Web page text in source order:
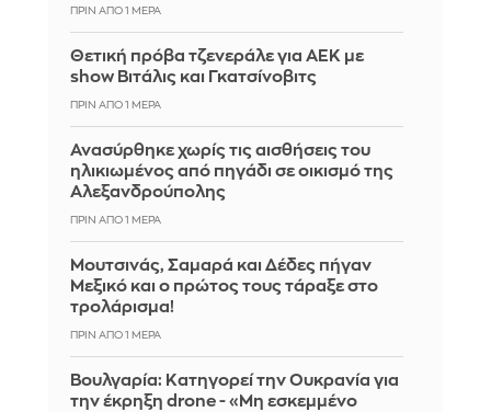
ΠΡΙΝ ΑΠΌ 1 ΜΈΡΑ
Θετική πρόβα τζενεράλε για ΑΕΚ με
show Βιτάλις και Γκατσίνοβιτς
ΠΡΙΝ ΑΠΌ 1 ΜΈΡΑ
Ανασύρθηκε χωρίς τις αισθήσεις του
ηλικιωμένος από πηγάδι σε οικισμό της
Αλεξανδρούπολης
ΠΡΙΝ ΑΠΌ 1 ΜΈΡΑ
Μουτσινάς, Σαμαρά και Δέδες πήγαν
Μεξικό και ο πρώτος τους τάραξε στο
τρολάρισμα!
ΠΡΙΝ ΑΠΌ 1 ΜΈΡΑ
Βουλγαρία: Κατηγορεί την Ουκρανία για
την έκρηξη drone - «Μη εσκεμμένο